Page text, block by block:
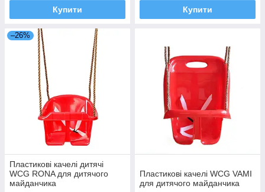
Купити Купити
–26%
Пластикові качелі дитячі
WCG RONA для дитячого
майданчика
Пластикові качелі WCG VAMI
для дитячого майданчика